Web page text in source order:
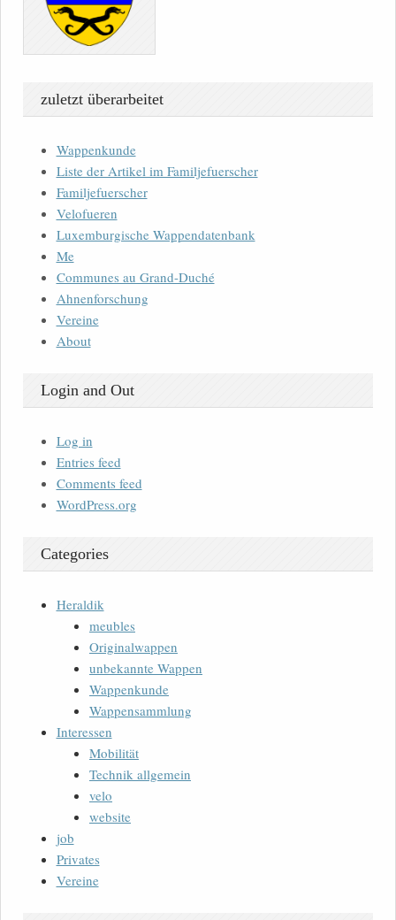
zuletzt überarbeitet
Wappenkunde
Liste der Artikel im Familjefuerscher
Familjefuerscher
Velofueren
Luxemburgische Wappendatenbank
Me
Communes au Grand-Duché
Ahnenforschung
Vereine
About
Login and Out
Log in
Entries feed
Comments feed
WordPress.org
Categories
Heraldik
meubles
Originalwappen
unbekannte Wappen
Wappenkunde
Wappensammlung
Interessen
Mobilität
Technik allgemein
velo
website
job
Privates
Vereine